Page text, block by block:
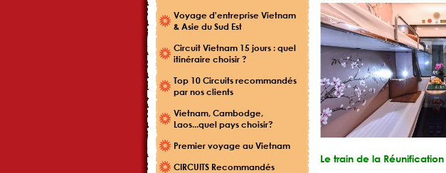
Voyage d'entreprise Vietnam
& Asie du Sud Est
Circuit Vietnam 15 jours : quel
itinéraire choisir ?
Top 10 Circuits recommandés
par nos clients
Vietnam, Cambodge,
Laos...quel pays choisir?
Premier voyage au Vietnam
CIRCUITS Recommandés
Le train de la